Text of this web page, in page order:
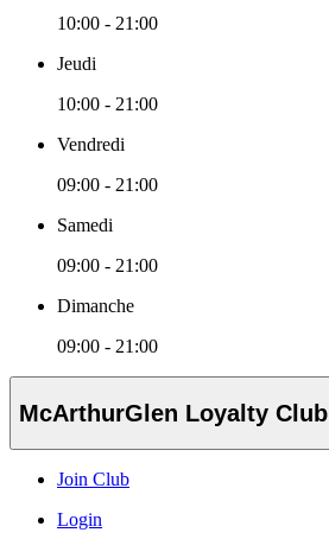
10:00 - 21:00
Jeudi
10:00 - 21:00
Vendredi
09:00 - 21:00
Samedi
09:00 - 21:00
Dimanche
09:00 - 21:00
McArthurGlen Loyalty Club
Join Club
Login